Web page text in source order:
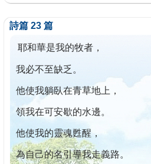
詩篇 23 篇
耶和華是我的牧者，
我必不至缺乏。
他使我躺臥在青草地上，
領我在可安歇的水邊。
他使我的靈魂甦醒，
為自己的名引導我走義路。
今已篩檢出1700位乳癌患者,提醒